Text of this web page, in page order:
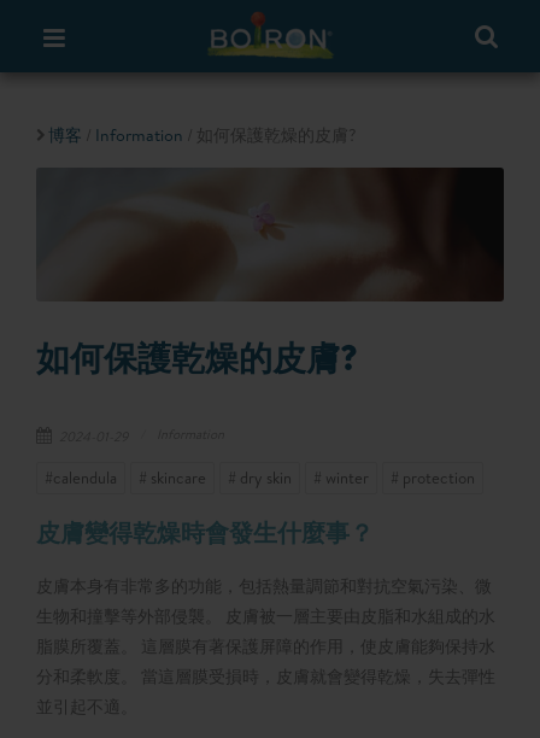
博客 Information / 如何保護乾燥的皮膚?
如何保護乾燥的皮膚?
#calendula # skincare # dry skin # winter # protection
皮膚變得乾燥時會發生什麼事？
皮膚本身有非常多的功能，包括熱量調節和對抗空氣污染、微
生物和撞擊等外部侵襲。 皮膚被一層主要由皮脂和水組成的水
脂膜所覆蓋。 這層膜有著保護屏障的作用，使皮膚能夠保持水
分和柔軟度。 當這層膜受損時，皮膚就會變得乾燥，失去彈性
並引起不適。